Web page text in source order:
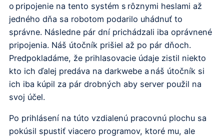
o pripojenie na tento systém s rôznymi heslami až
jedného dňa sa robotom podarilo uhádnuť to
správne. Následne pár dní prichádzali iba oprávnené
pripojenia. Náš útočník prišiel až po pár dňoch.
Predpokladáme, že prihlasovacie údaje zistil niekto
kto ich ďalej predáva na darkwebe a náš útočník si
ich iba kúpil za pár drobných aby server použil na
svoj účel.
Po prihlásení na túto vzdialenú pracovnú plochu sa
pokúsil spustiť viacero programov, ktoré mu, ale